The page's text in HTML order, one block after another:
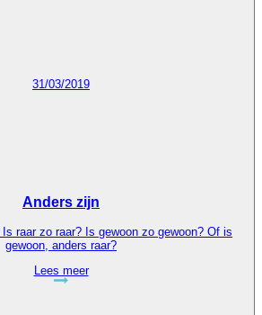
31/03/2019
Anders zijn
gewoon, anders raar?
Lees meer